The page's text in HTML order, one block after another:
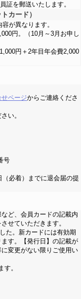
証を郵送いたします。
カード）
が異なります。
円。（10月～3月お申し
円＋2年目年会費2,000
ページからご連絡くださ
い。
号
必着）までに退会届の提
ど、会員カードの記載内
せていただきます。
た。新カードには有効期
す。【発行日】の記載が
変更がない限りご使用い
。